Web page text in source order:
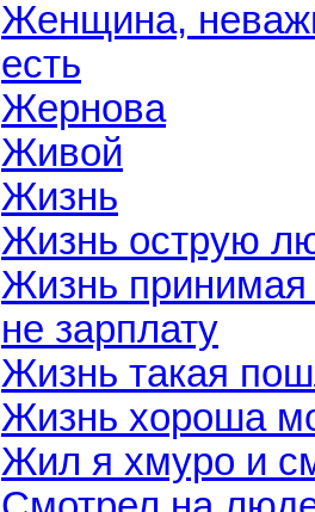
Женщина,
есть
Жернова
Живой
Жизнь
Жизнь острую
Жизнь
не зарплату
Жизнь такая
Жизнь хороша
Жил я хмуро и